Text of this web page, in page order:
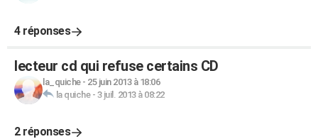
4 réponses
lecteur cd qui refuse certains CD
la_quiche- 25 juin 2013 à 18:06
la quiche- 3 juil. 2013 à 08:22
2 réponses